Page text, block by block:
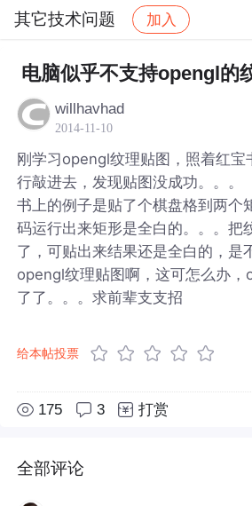
其它技术问题 加入
社区 其它技术问题 帖子详
电脑似乎不支持opengl的
willhavhad
2014-11-10
刚学习opengl纹理贴图，照着红宝
行敲进去，发现贴图没成功。。。
书上的例子是贴了个棋盘格到两个
码运行出来矩形是全白的。。。把
了，可贴出来结果还是全白的，是
opengl纹理贴图啊，这可怎么办
了了。。。求前辈支支招
给本帖投票
175 3 打赏
全部评论